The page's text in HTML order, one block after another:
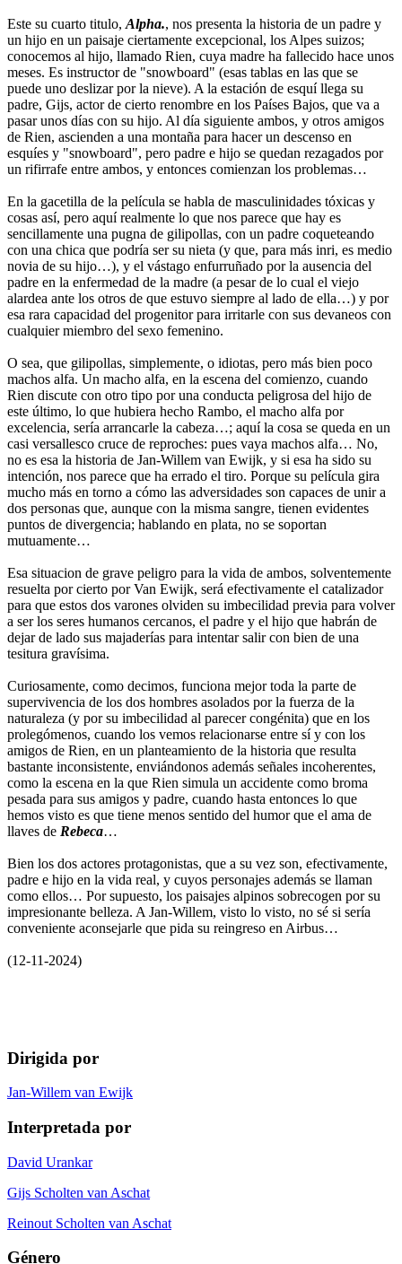
Este su cuarto titulo, Alpha., nos presenta la historia de un padre y
un hijo en un paisaje ciertamente excepcional, los Alpes suizos;
conocemos al hijo, llamado Rien, cuya madre ha fallecido hace unos
meses. Es instructor de "snowboard" (esas tablas en las que se
puede uno deslizar por la nieve). A la estación de esquí llega su
padre, Gijs, actor de cierto renombre en los Países Bajos, que va a
pasar unos días con su hijo. Al día siguiente ambos, y otros amigos
de Rien, ascienden a una montaña para hacer un descenso en
esquíes y "snowboard", pero padre e hijo se quedan rezagados por
un rifirrafe entre ambos, y entonces comienzan los problemas…
En la gacetilla de la película se habla de masculinidades tóxicas y
cosas así, pero aquí realmente lo que nos parece que hay es
sencillamente una pugna de gilipollas, con un padre coqueteando
con una chica que podría ser su nieta (y que, para más inri, es medio
novia de su hijo…), y el vástago enfurruñado por la ausencia del
padre en la enfermedad de la madre (a pesar de lo cual el viejo
alardea ante los otros de que estuvo siempre al lado de ella…) y por
esa rara capacidad del progenitor para irritarle con sus devaneos con
cualquier miembro del sexo femenino.
O sea, que gilipollas, simplemente, o idiotas, pero más bien poco
machos alfa. Un macho alfa, en la escena del comienzo, cuando
Rien discute con otro tipo por una conducta peligrosa del hijo de
este último, lo que hubiera hecho Rambo, el macho alfa por
excelencia, sería arrancarle la cabeza…; aquí la cosa se queda en un
casi versallesco cruce de reproches: pues vaya machos alfa… No,
no es esa la historia de Jan-Willem van Ewijk, y si esa ha sido su
intención, nos parece que ha errado el tiro. Porque su película gira
mucho más en torno a cómo las adversidades son capaces de unir a
dos personas que, aunque con la misma sangre, tienen evidentes
puntos de divergencia; hablando en plata, no se soportan
mutuamente…
Esa situacion de grave peligro para la vida de ambos, solventemente
resuelta por cierto por Van Ewijk, será efectivamente el catalizador
para que estos dos varones olviden su imbecilidad previa para volver
a ser los seres humanos cercanos, el padre y el hijo que habrán de
dejar de lado sus majaderías para intentar salir con bien de una
tesitura gravísima.
Curiosamente, como decimos, funciona mejor toda la parte de
supervivencia de los dos hombres asolados por la fuerza de la
naturaleza (y por su imbecilidad al parecer congénita) que en los
prolegómenos, cuando los vemos relacionarse entre sí y con los
amigos de Rien, en un planteamiento de la historia que resulta
bastante inconsistente, enviándonos además señales incoherentes,
como la escena en la que Rien simula un accidente como broma
pesada para sus amigos y padre, cuando hasta entonces lo que
hemos visto es que tiene menos sentido del humor que el ama de
llaves de Rebeca…
Bien los dos actores protagonistas, que a su vez son, efectivamente,
padre e hijo en la vida real, y cuyos personajes además se llaman
como ellos… Por supuesto, los paisajes alpinos sobrecogen por su
impresionante belleza. A Jan-Willem, visto lo visto, no sé si sería
conveniente aconsejarle que pida su reingreso en Airbus…
(12-11-2024)
Dirigida por
Jan-Willem van Ewijk
Interpretada por
David Urankar
Gijs Scholten van Aschat
Reinout Scholten van Aschat
Género